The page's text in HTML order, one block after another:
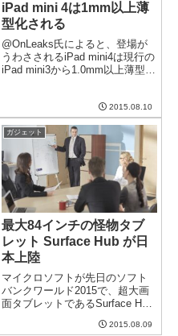
iPad mini 4は1mm以上薄
型化される
@OnLeaks氏によると、登場が
うわさされるiPad mini4は現行の
iPad mini3から1.0mm以上薄型化
薄型化がされるのですね。最後
のiPad miniともいわ...
2015.08.10
ガジェット
最大84インチの怪物タブ
レット Surface Hub が日
本上陸
マイクロソフトが先日のソフト
バンクワールド2015で、超大画
面タブレットであるSurface Hub
最大84インチのディスプレイを
2015.08.09